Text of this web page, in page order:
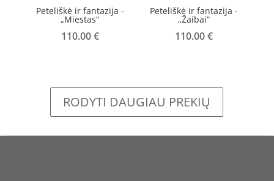
Peteliškė ir fantazija -
„Miestas“
110.00€
Peteliškė ir fantazija -
„Žaibai“
110.00€
RODYTI DAUGIAU PREKIŲ